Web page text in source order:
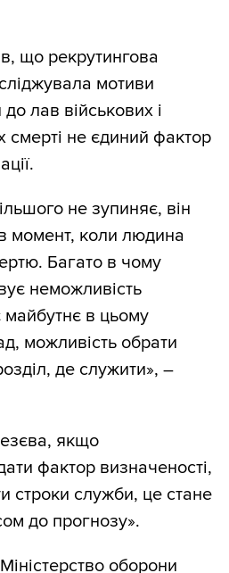
що рекрутингова
мотиви
лав військових і
смерті не єдиний фактор
не зупиняє, він
момент, коли людина
Багато в чому
неможливість
в цьому
можливість обрати
де служити», –
якщо
фактор визначеності,
строки служби, це стане
до прогнозу».
оборони